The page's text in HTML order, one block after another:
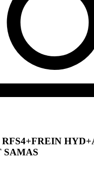
SAMAS